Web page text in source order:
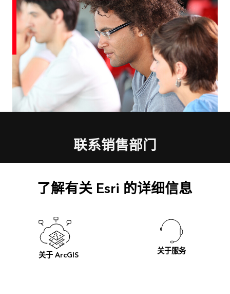
联系销售部门
了解有关 Esri 的详细信息
关于 ArcGIS 关于服务